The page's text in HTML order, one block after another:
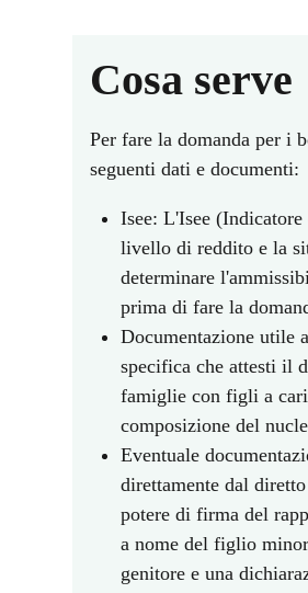
Cosa serve
Per fare la domanda per i
seguenti dati e documenti:
Isee: L'Isee
livello di reddito e la
determinare
prima di fare la
Documentazione utile
specifica che attesti il
famiglie con figli a
composizione del
Eventuale
direttamente dal
potere di firma del
a nome del figlio
genitore e una